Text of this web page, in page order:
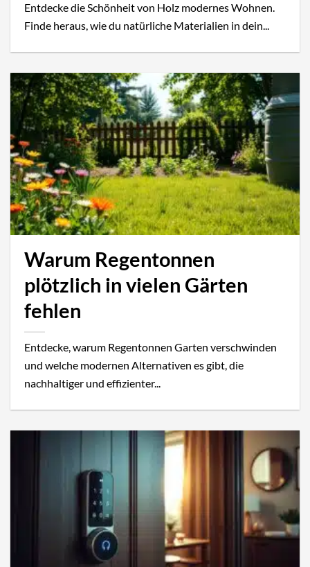
Entdecke die Schönheit von Holz modernes Wohnen.
Finde heraus, wie du natürliche Materialien in dein...
Warum Regentonnen
plötzlich in vielen Gärten
fehlen
Entdecke, warum Regentonnen Garten verschwinden
und welche modernen Alternativen es gibt, die
nachhaltiger und effizienter...